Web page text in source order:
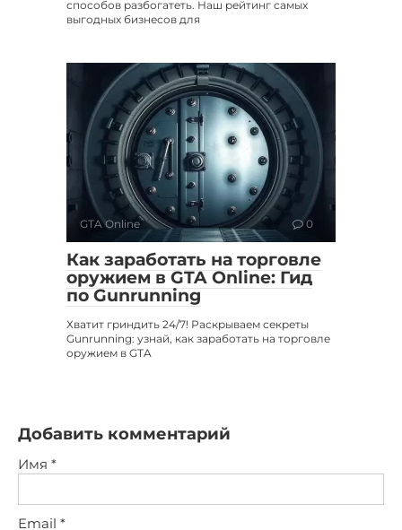
способов разбогатеть. Наш рейтинг самых
выгодных бизнесов для
GTA Online 0
Как заработать на торговле
оружием в GTA Online: Гид
по Gunrunning
Хватит гриндить 24/7! Раскрываем секреты
Gunrunning: узнай, как заработать на торговле
оружием в GTA
Добавить комментарий
Имя *
Email *